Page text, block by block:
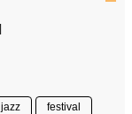
jazz festival